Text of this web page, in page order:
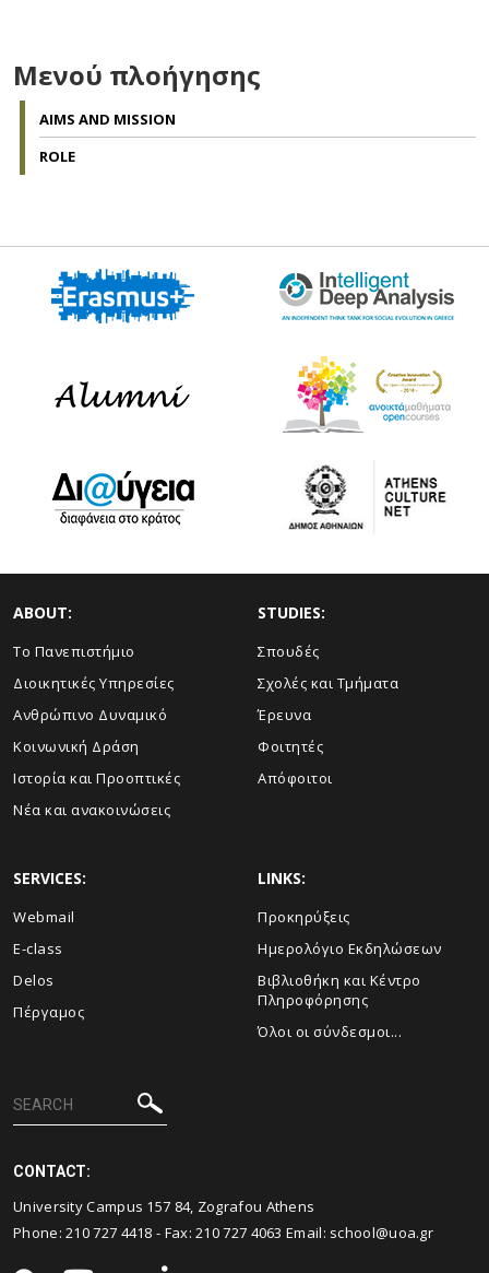
Μενού πλοήγησης
AIMS AND MISSION
ROLE
ABOUT:
Το Πανεπιστήμιο
Διοικητικές Υπηρεσίες
Ανθρώπινο Δυναμικό
Κοινωνική Δράση
Ιστορία και Προοπτικές
Νέα και ανακοινώσεις
STUDIES:
Σπουδές
Σχολές και Τμήματα
Έρευνα
Φοιτητές
Απόφοιτοι
SERVICES:
Webmail
E-class
Delos
Πέργαμος
LINKS:
Προκηρύξεις
Ημερολόγιο Εκδηλώσεων
Βιβλιοθήκη και Κέντρο
Πληροφόρησης
Όλοι οι σύνδεσμοι...
CONTACT:
University Campus 157 84, Zografou Athens
Phone:210 727 4418 - Fax:210 727 4063 Email: school@uoa.gr